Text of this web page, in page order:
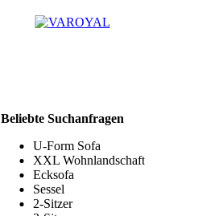
Beliebte Suchanfragen
U-Form Sofa
XXL Wohnlandschaft
Ecksofa
Sessel
2-Sitzer
Suchergebnisse